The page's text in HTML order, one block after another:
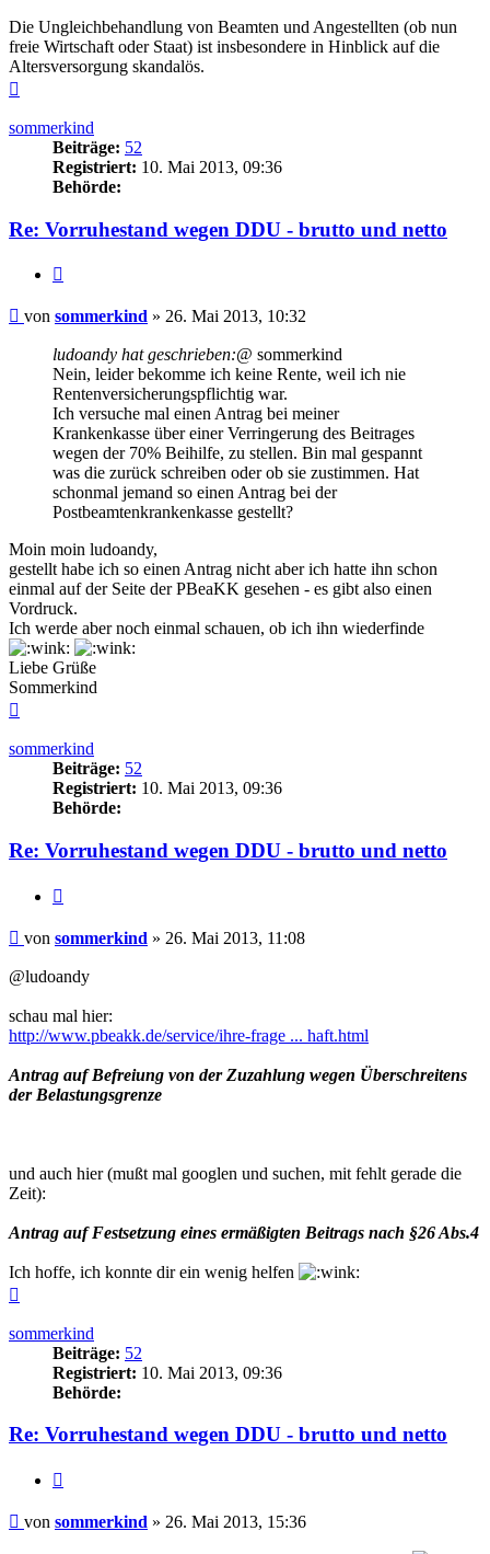
Die Ungleichbehandlung von Beamten und Angestellten (ob nun
freie Wirtschaft oder Staat) ist insbesondere in Hinblick auf die
Altersversorgung skandalös.
sommerkind
Beiträge: 52
Registriert: 10. Mai 2013, 09:36
Behörde:
Re: Vorruhestand wegen DDU - brutto und netto
Beitrag
von sommerkind » 26. Mai 2013, 10:32
ludoandy hat geschrieben:@ sommerkind
Nein, leider bekomme ich keine Rente, weil ich nie
Rentenversicherungspflichtig war.
Ich versuche mal einen Antrag bei meiner
Krankenkasse über einer Verringerung des Beitrages
wegen der 70% Beihilfe, zu stellen. Bin mal gespannt
was die zurück schreiben oder ob sie zustimmen. Hat
schonmal jemand so einen Antrag bei der
Postbeamtenkrankenkasse gestellt?
Moin moin ludoandy,
gestellt habe ich so einen Antrag nicht aber ich hatte ihn schon
einmal auf der Seite der PBeaKK gesehen - es gibt also einen
Vordruck.
Ich werde aber noch einmal schauen, ob ich ihn wiederfinde
Liebe Grüße
Sommerkind
sommerkind
Beiträge: 52
Registriert: 10. Mai 2013, 09:36
Behörde:
Re: Vorruhestand wegen DDU - brutto und netto
Beitrag
von sommerkind » 26. Mai 2013, 11:08
@ludoandy
schau mal hier:
http://www.pbeakk.de/service/ihre-frage ... haft.html‎
Antrag auf Befreiung von der Zuzahlung wegen Überschreitens
der Belastungsgrenze
und auch hier (mußt mal googlen und suchen, mit fehlt gerade die
Zeit):
Antrag auf Festsetzung eines ermäßigten Beitrags nach §26 Abs.4
Ich hoffe, ich konnte dir ein wenig helfen
sommerkind
Beiträge: 52
Registriert: 10. Mai 2013, 09:36
Behörde:
Re: Vorruhestand wegen DDU - brutto und netto
Beitrag
von sommerkind » 26. Mai 2013, 15:36